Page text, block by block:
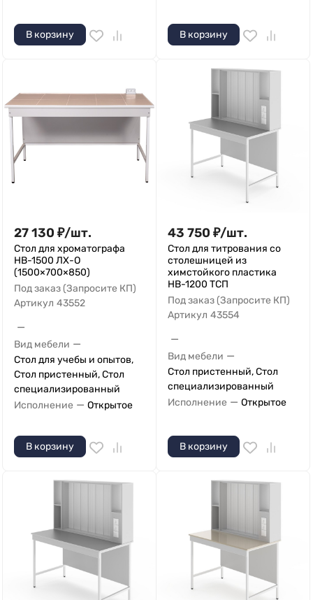
В корзину В корзину
27 130 ₽/шт.
Стол для хроматографа
НВ-1500 ЛХ-О
(1500×700×850)
Под заказ (Запросите КП)
Артикул 43552
—
Вид мебели —
Стол для учебы и опытов,
Стол пристенный, Стол
специализированный
Исполнение — Открытое
В корзину
43 750 ₽/шт.
Стол для титрования со
столешницей из
химстойкого пластика
НВ-1200 ТСП
Под заказ (Запросите КП)
Артикул 43554
—
Вид мебели —
Стол пристенный, Стол
специализированный
Исполнение — Открытое
В корзину